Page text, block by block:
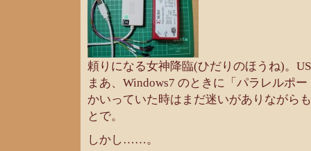
頼りになる女神降臨(ひだりのほうね)。
まあ、Windows7 のときに「パラレルポ
かいっていた時はまだ迷いがありながら
とで。
しかし……。